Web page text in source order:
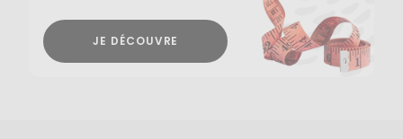
JE DÉCOUVRE